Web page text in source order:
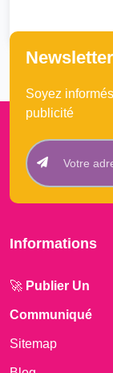
Newsletter
Soyez
publicité
Informations
🚀 Publier Un
Communiqué
Sitemap